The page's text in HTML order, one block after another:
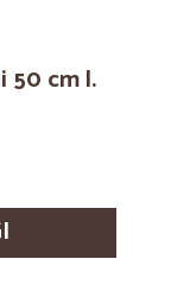
50 cm l.